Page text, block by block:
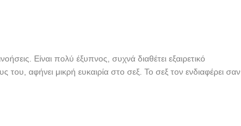
Είναι πολύ έξυπνος, συχνά διαθέτει εξαιρετικό
του, αφήνει μικρή ευκαιρία στο σεξ. Το σεξ τον ενδιαφέρει σαν